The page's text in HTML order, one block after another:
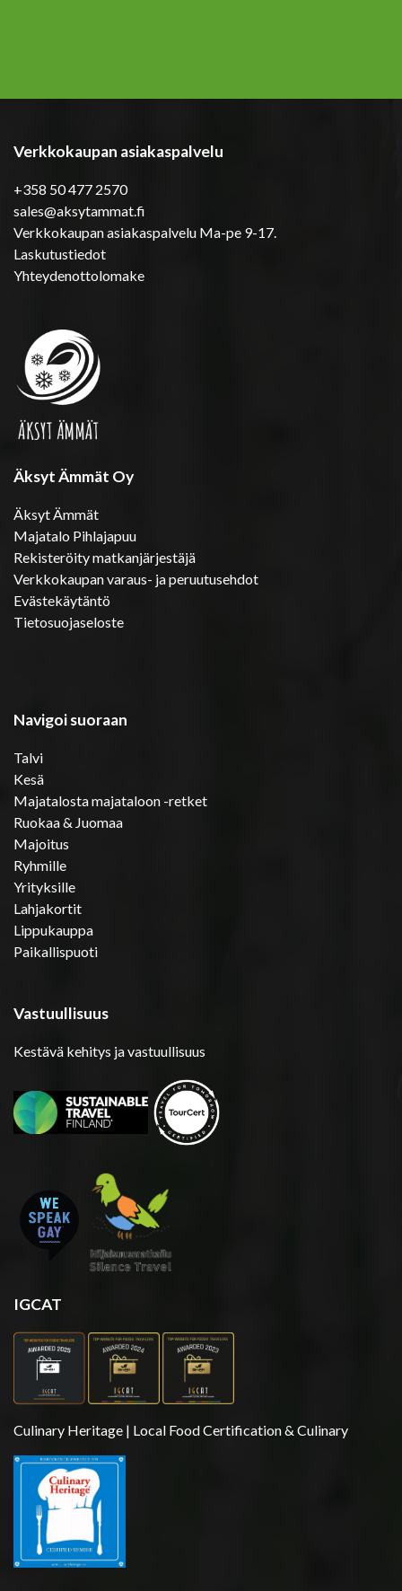
Verkkokaupan asiakaspalvelu
+358 50 477 2570
sales@aksytammat.fi
Verkkokaupan asiakaspalvelu Ma-pe 9-17.
Laskutustiedot
Yhteydenottolomake
Äksyt Ämmät Oy
Äksyt Ämmät
Majatalo Pihlajapuu
Rekisteröity matkanjärjestäjä
Verkkokaupan varaus- ja peruutusehdot
Evästekäytäntö
Tietosuojaseloste
Navigoi suoraan
Talvi
Kesä
Majatalosta majataloon -retket
Ruokaa & Juomaa
Majoitus
Ryhmille
Yrityksille
Lahjakortit
Lippukauppa
Paikallispuoti
Vastuullisuus
Kestävä kehitys ja vastuullisuus
IGCAT
Culinary Heritage | Local Food Certification & Culinary